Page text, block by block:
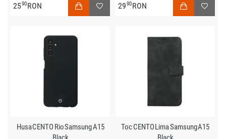
2590RON 2990RON
Husa CENTO Rio Samsung A15
Toc CENTO Lima Samsung A15